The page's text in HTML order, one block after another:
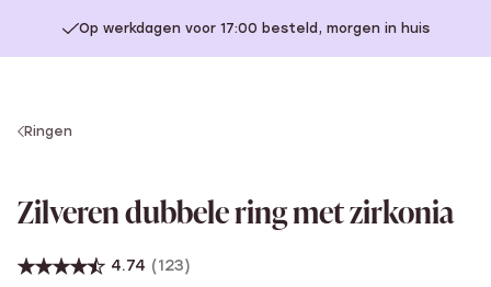
Op werkdagen voor 17:00 besteld, morgen in huis
You
Ringen
Zilveren dubbele ring met zirkonia
4.74 (123)